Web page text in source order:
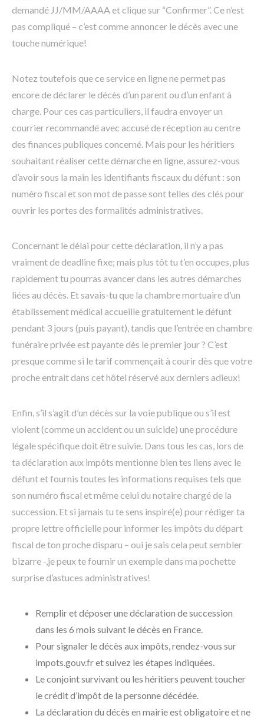
demandé JJ/MM/AAAA et clique sur “Confirmer”. Ce n’est
pas compliqué – c’est comme annoncer le décès avec une
touche numérique!
Notez toutefois que ce service en ligne ne permet pas
encore de déclarer le décès d’un parent ou d’un enfant à
charge. Pour ces cas particuliers, il faudra envoyer un
courrier recommandé avec accusé de réception au centre
des finances publiques concerné. Mais pour les héritiers
souhaitant réaliser cette démarche en ligne, assurez-vous
d’avoir sous la main les identifiants fiscaux du défunt : son
numéro fiscal et son mot de passe sont telles des clés pour
ouvrir les portes des formalités administratives.
Concernant le délai pour cette déclaration, il n’y a pas
vraiment de deadline fixe; mais plus tôt tu t’en occupes, plus
rapidement tu pourras avancer dans les autres démarches
liées au décès. Et savais-tu que la chambre mortuaire d’un
établissement médical accueille gratuitement le défunt
pendant 3 jours (puis payant), tandis que l’entrée en chambre
funéraire privée est payante dès le premier jour ? C’est
presque comme si le tarif commençait à courir dès que votre
proche entrait dans cet hôtel réservé aux derniers adieux!
Enfin, s’il s’agit d’un décès sur la voie publique ou s’il est
violent (comme un accident ou un suicide) une procédure
légale spécifique doit être suivie. Dans tous les cas, lors de
ta déclaration aux impôts mentionne bien tes liens avec le
défunt et fournis toutes les informations requises tels que
son numéro fiscal et même celui du notaire chargé de la
succession. Et si jamais tu te sens inspiré(e) pour rédiger ta
propre lettre officielle pour informer les impôts du départ
fiscal de ton proche disparu – oui je sais cela peut sembler
bizarre -,je peux te fournir un exemple dans ma pochette
surprise d’astuces administratives!
Remplir et déposer une déclaration de succession
dans les 6 mois suivant le décès en France.
Pour signaler le décès aux impôts, rendez-vous sur
impots.gouv.fr et suivez les étapes indiquées.
Le conjoint survivant ou les héritiers peuvent toucher
le crédit d’impôt de la personne décédée.
La déclaration du décès en mairie est obligatoire et ne